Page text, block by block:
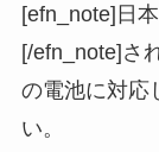
[efn_note]日
[/efn_note]さ
の電池に対応
い。